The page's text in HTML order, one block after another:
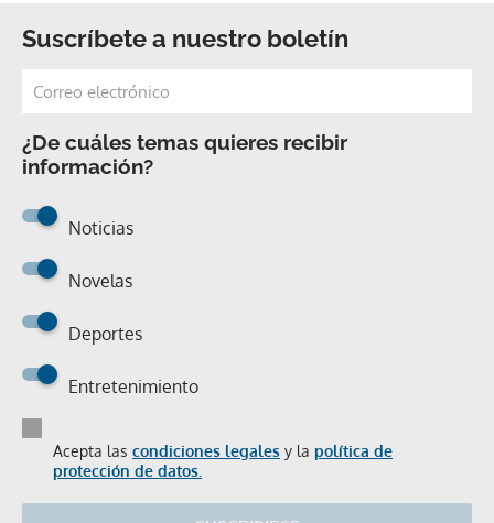
Suscríbete a nuestro boletín
¿De cuáles temas quieres recibir
información?
Noticias
Novelas
Deportes
Entretenimiento
Acepta las condiciones legales y la política de
protección de datos.